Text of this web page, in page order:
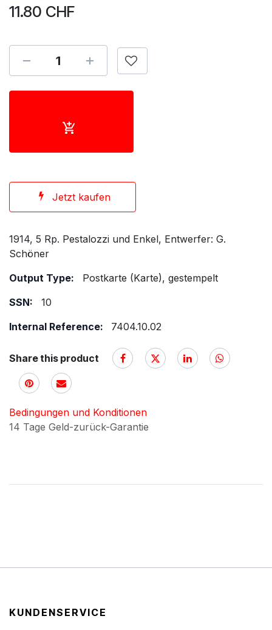
11.80 CHF
Jetzt kaufen
1914, 5 Rp. Pestalozzi und Enkel, Entwerfer: G.
Schöner
Output Type:
Postkarte (Karte), gestempelt
SSN:
10
Internal Reference:
7404.10.02
Share this product
Bedingungen und Konditionen
14 Tage Geld-zurück-Garantie
KUNDENSERVICE